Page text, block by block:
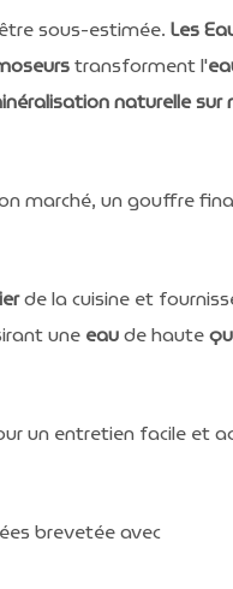
sous-estimée. Les
transforment l'
naturelle sur
marché, un gouffre
de la cuisine et
uneeaude haute
un entretien facile et
brevetée avec